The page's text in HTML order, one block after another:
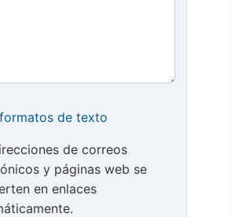
de texto
de correos
y páginas web se
en enlaces